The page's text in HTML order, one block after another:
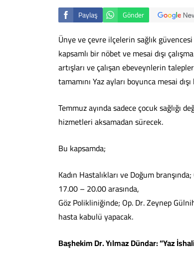
Paylaş Gönder
Ünye ve çevre ilçelerin sağlık
kapsamlı bir nöbet ve mesai dışı
artışları ve çalışan ebeveynlerin
tamamını Yaz ayları boyunca mesai
Temmuz ayında sadece çocuk sağlığı
hizmetleri aksamadan sürecek.
Bu kapsamda;
Kadın Hastalıkları ve Doğum
17.00 – 20.00 arasında,
Göz Polikliniğinde; Op. Dr. Zeynep
hasta kabulü yapacak.
Başhekim Dr. Yılmaz Dündar: “Yaz